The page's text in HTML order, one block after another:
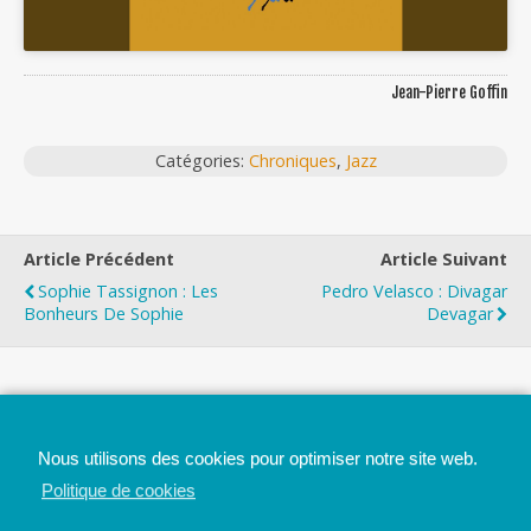
Jean-Pierre Goffin
Catégories: Chroniques, Jazz
Article Précédent
Sophie Tassignon : Les
Bonheurs De Sophie
Article Suivant
Pedro Velasco : Divagar
Devagar
Nous utilisons des cookies pour optimiser notre site web.
Politique de cookies